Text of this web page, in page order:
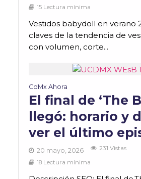
15 Lectura mínima
Vestidos babydoll en verano
claves de la tendencia de
con volumen, corte...
CdMx Ahora
El final de ‘The
llegó: horario y
ver el último
20 mayo, 2026
231 Vistas
18 Lectura mínima